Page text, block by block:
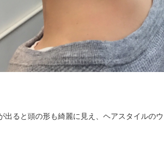
出ると頭の形も綺麗に見え、ヘアスタイルの